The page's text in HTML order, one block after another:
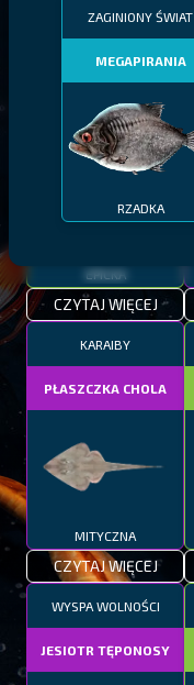
ZAGINIONY ŚWIAT
MEGAPIRANIA
RZADKA
FILTRY
MALAWI
PYSZCZAK ZACHODNI
EPICKA
CZYTAJ WIĘCEJ
KARAIBY
PŁASZCZKA CHOLA
MITYCZNA
CZYTAJ WIĘCEJ
WYSPA WOLNOŚCI
JESIOTR TĘPONOSY